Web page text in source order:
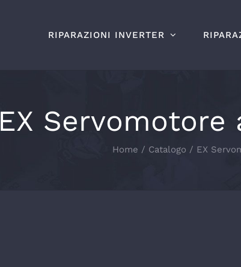
RIPARAZIONI INVERTER
EX
Home Catalogo EX